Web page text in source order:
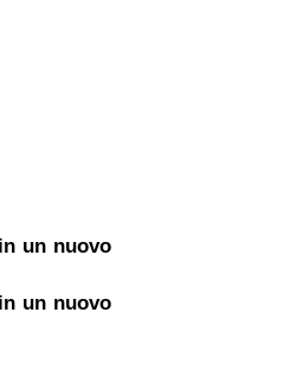
un nuovo
un nuovo